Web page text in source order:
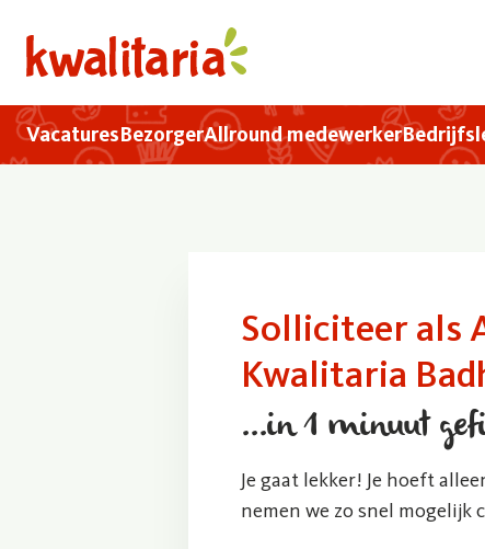
home
Hoofdnavigatie
VacaturesBezorgerAllround medewerker
Solliciteer als
Kwalitaria
...in 1 minuut
Je gaat lekker! Je hoeft
nemen we zo snel mogelijk